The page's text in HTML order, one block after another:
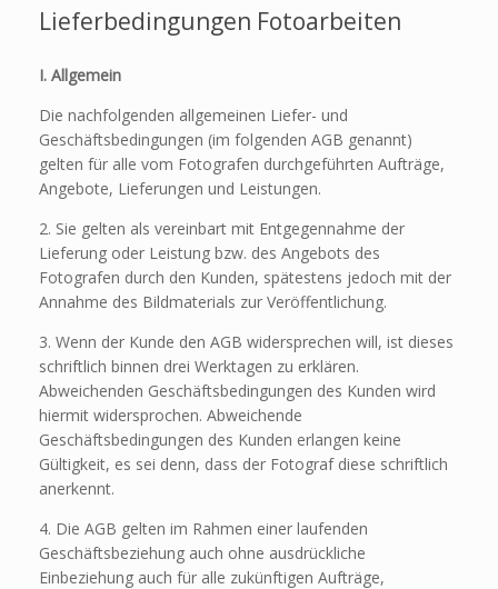
Lieferbedingungen Fotoarbeiten
I. Allgemein
Die nachfolgenden allgemeinen Liefer- und
Geschäftsbedingungen (im folgenden AGB genannt)
gelten für alle vom Fotografen durchgeführten Aufträge,
Angebote, Lieferungen und Leistungen.
2. Sie gelten als vereinbart mit Entgegennahme der
Lieferung oder Leistung bzw. des Angebots des
Fotografen durch den Kunden, spätestens jedoch mit der
Annahme des Bildmaterials zur Veröffentlichung.
3. Wenn der Kunde den AGB widersprechen will, ist dieses
schriftlich binnen drei Werktagen zu erklären.
Abweichenden Geschäftsbedingungen des Kunden wird
hiermit widersprochen. Abweichende
Geschäftsbedingungen des Kunden erlangen keine
Gültigkeit, es sei denn, dass der Fotograf diese schriftlich
anerkennt.
4. Die AGB gelten im Rahmen einer laufenden
Geschäftsbeziehung auch ohne ausdrückliche
Einbeziehung auch für alle zukünftigen Aufträge,